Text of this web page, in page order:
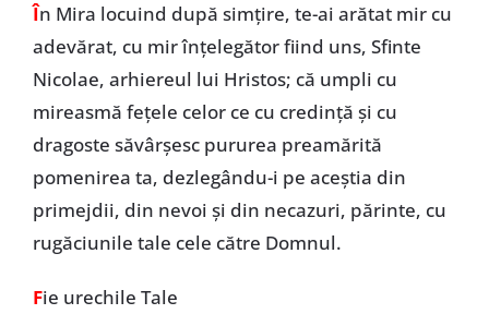
În Mira locuind după simţire, te-ai arătat mir cu
adevărat, cu mir înţelegător fiind uns, Sfinte
Nicolae, arhiereul lui Hristos; că umpli cu
mireasmă feţele celor ce cu credinţă şi cu
dragoste săvârşesc pururea preamărită
pomenirea ta, dezlegându-i pe aceştia din
primejdii, din nevoi şi din necazuri, părinte, cu
rugăciunile tale cele către Domnul.
Fie urechile Tale